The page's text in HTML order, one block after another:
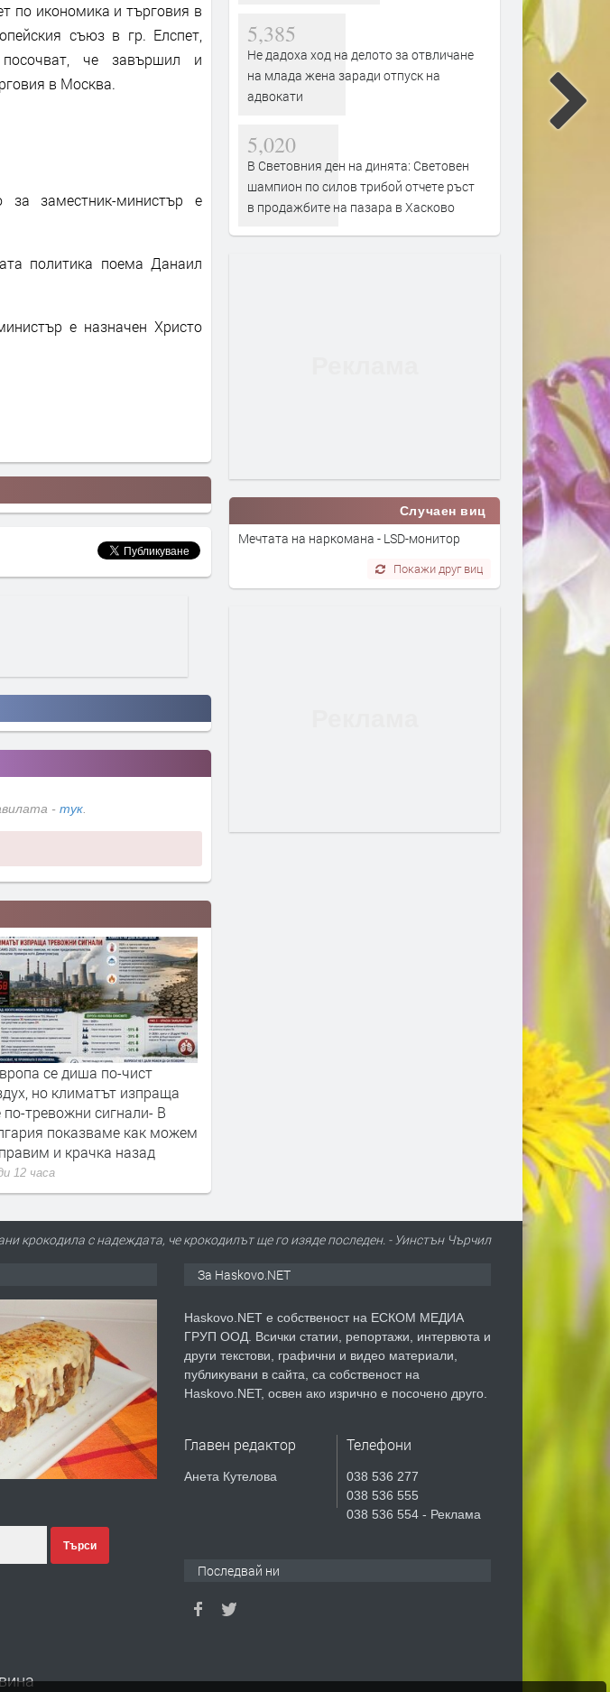
по икономика и търговия в
съюз в гр. Елспет,
посочват, че завършил и
в Москва.
за заместник-министър е
политика поема Данаил
е назначен Христо
- тук.
се диша по-чист
но климатът изпраща
по-тревожни сигнали- В
показваме как можем
и крачка назад
12 часа
Първите бели щъркели
5,385
Не дадоха ход на делото за отвличане
на млада жена заради отпуск на
адвокати
5,020
В Световния ден на динята: Световен
шампион по силов трибой отчете ръст
в продажбите на пазара в Хасково
Случаен виц
Мечтата на наркомана - LSD-монитор
Покажи друг виц
крокодила с надеждата, че крокодилът ще го изяде последен. - Уинстън Чърчил
Търси
За Haskovo.NET
Haskovo.NET е собственост на ЕСКОМ МЕДИА
ГРУП ООД. Всички статии, репортажи, интервюта и
други текстови, графични и видео материали,
публикувани в сайта, са собственост на
Haskovo.NET, освен ако изрично е посочено друго.
Главен редактор
Анета Кутелова
Телефони
038 536 277
038 536 555
038 536 554 - Реклама
Последвай ни